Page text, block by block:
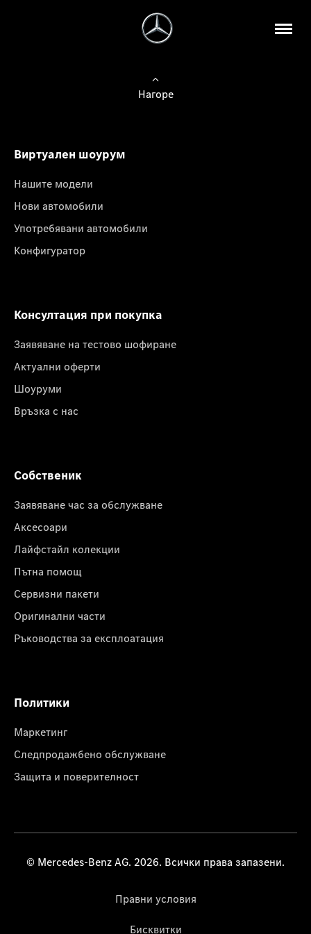
Нагоре
Виртуален шоурум
Нашите модели
Нови автомобили
Употребявани автомобили
Конфигуратор
Консултация при покупка
Заявяване на тестово шофиране
Актуални оферти
Шоуруми
Връзка с нас
Собственик
Заявяване час за обслужване
Аксесоари
Лайфстайл колекции
Пътна помощ
Сервизни пакети
Оригинални части
Ръководства за експлоатация
Политики
Маркетинг
Следпродажбено обслужване
Защита и поверителност
© Mercedes-Benz AG. 2026. Всички права запазени.
Правни условия
Бисквитки